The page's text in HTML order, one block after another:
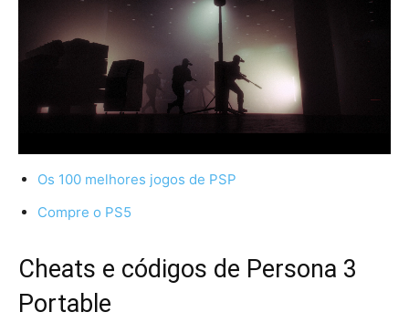
Os 100 melhores jogos de PSP
Compre o PS5
Cheats e códigos de Persona 3
Portable